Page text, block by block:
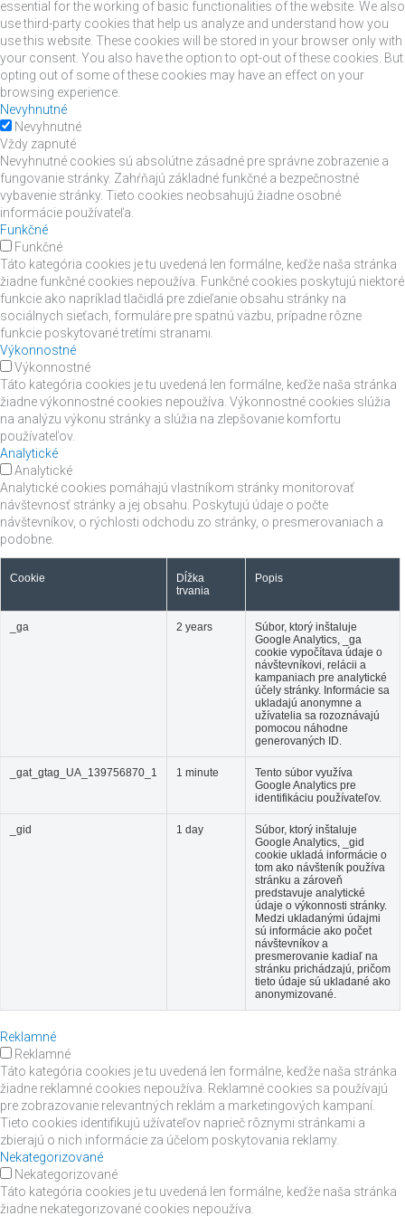
essential for the working of basic functionalities of the website. We also
use third-party cookies that help us analyze and understand how you
use this website. These cookies will be stored in your browser only with
your consent. You also have the option to opt-out of these cookies. But
opting out of some of these cookies may have an effect on your
browsing experience.
Nevyhnutné
Nevyhnutné
Vždy zapnuté
Nevyhnutné cookies sú absolútne zásadné pre správne zobrazenie a
fungovanie stránky. Zahŕňajú základné funkčné a bezpečnostné
vybavenie stránky. Tieto cookies neobsahujú žiadne osobné
informácie používateľa.
Funkčné
Funkčné
Táto kategória cookies je tu uvedená len formálne, keďže naša stránka
žiadne funkčné cookies nepoužíva. Funkčné cookies poskytujú niektoré
funkcie ako napríklad tlačidlá pre zdieľanie obsahu stránky na
sociálnych sieťach, formuláre pre spätnú väzbu, prípadne rôzne
funkcie poskytované tretími stranami.
Výkonnostné
Výkonnostné
Táto kategória cookies je tu uvedená len formálne, keďže naša stránka
žiadne výkonnostné cookies nepoužíva. Výkonnostné cookies slúžia
na analýzu výkonu stránky a slúžia na zlepšovanie komfortu
používateľov.
Analytické
Analytické
Analytické cookies pomáhajú vlastníkom stránky monitorovať
návštevnosť stránky a jej obsahu. Poskytujú údaje o počte
návštevníkov, o rýchlosti odchodu zo stránky, o presmerovaniach a
podobne.
Cookie
Dĺžka
trvania
Popis
_ga 2 years
Súbor, ktorý inštaluje
Google Analytics, _ga
cookie vypočítava údaje o
návštevníkovi, relácii a
kampaniach pre analytické
účely stránky. Informácie sa
ukladajú anonymne a
užívatelia sa rozoznávajú
pomocou náhodne
generovaných ID.
_gat_gtag_UA_139756870_1 1 minute
Tento súbor využíva
Google Analytics pre
identifikáciu používateľov.
_gid 1 day
Súbor, ktorý inštaluje
Google Analytics, _gid
cookie ukladá informácie o
tom ako návšteník používa
stránku a zároveň
predstavuje analytické
údaje o výkonnosti stránky.
Medzi ukladanými údajmi
sú informácie ako počet
návštevníkov a
presmerovanie kadiaľ na
stránku prichádzajú, pričom
tieto údaje sú ukladané ako
anonymizované.
Reklamné
Reklamné
Táto kategória cookies je tu uvedená len formálne, keďže naša stránka
žiadne reklamné cookies nepoužíva. Reklamné cookies sa používajú
pre zobrazovanie relevantných reklám a marketingových kampaní.
Tieto cookies identifikujú užívateľov naprieč rôznymi stránkami a
zbierajú o nich informácie za účelom poskytovania reklamy.
Nekategorizované
Nekategorizované
Táto kategória cookies je tu uvedená len formálne, keďže naša stránka
žiadne nekategorizované cookies nepoužíva.